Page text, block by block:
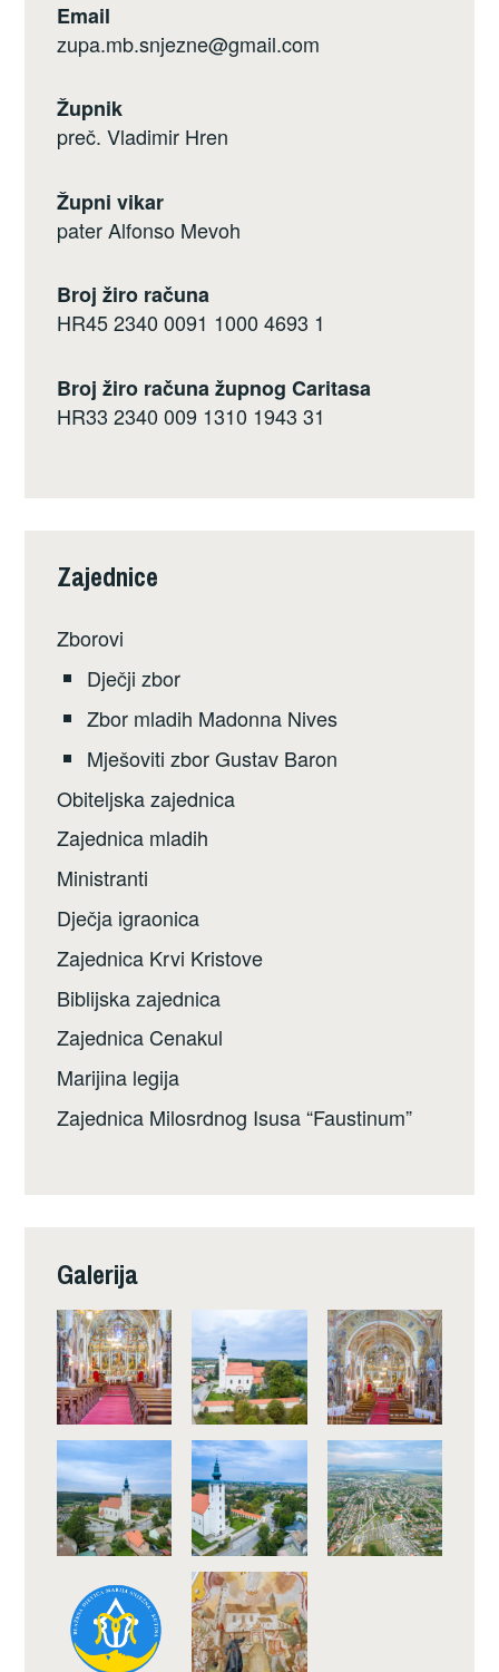
Email
zupa.mb.snjezne@gmail.com
Župnik
preč. Vladimir Hren
Župni vikar
pater Alfonso Mevoh
Broj žiro računa
HR45 2340 0091 1000 4693 1
Broj žiro računa župnog Caritasa
HR33 2340 009 1310 1943 31
Zajednice
Zborovi
Dječji zbor
Zbor mladih Madonna Nives
Mješoviti zbor Gustav Baron
Obiteljska zajednica
Zajednica mladih
Ministranti
Dječja igraonica
Zajednica Krvi Kristove
Biblijska zajednica
Zajednica Cenakul
Marijina legija
Zajednica Milosrdnog Isusa “Faustinum”
Galerija